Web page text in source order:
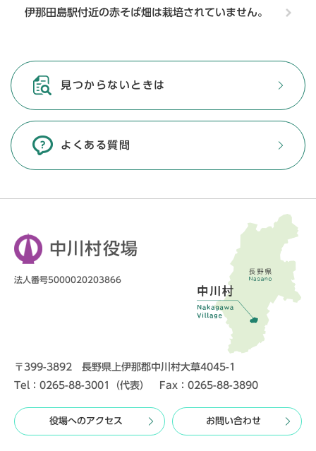
伊那田島駅付近の赤そば畑は栽培されていません。
見つからないときは
よくある質問
中川村役場
法人番号5000020203866
〒399-3892 長野県上伊那郡中川村大草4045-1
Tel：0265-88-3001（代表） Fax：0265-88-3890
役場へのアクセス お問い合わせ